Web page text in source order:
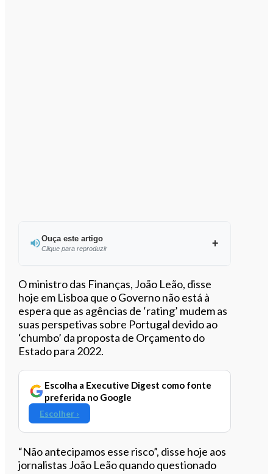
Ouça este artigo
Clique para reproduzir
Ouvir este artigo
O ministro das Finanças, João Leão, disse
hoje em Lisboa que o Governo não está à
espera que as agências de ‘rating’ mudem as
suas perspetivas sobre Portugal devido ao
‘chumbo’ da proposta de Orçamento do
Estado para 2022.
Escolha a Executive Digest como fonte
preferida no Google
Escolher ›
“Não antecipamos esse risco”, disse hoje aos
jornalistas João Leão quando questionado